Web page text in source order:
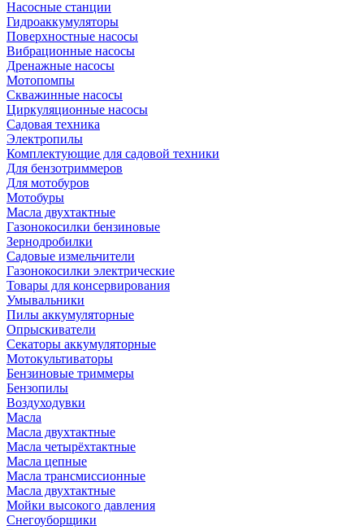
Насосные станции
Гидроаккумуляторы
Поверхностные насосы
Вибрационные насосы
Дренажные насосы
Мотопомпы
Скважинные насосы
Циркуляционные насосы
Садовая техника
Электропилы
Комплектующие для садовой техники
Для бензотриммеров
Для мотобуров
Мотобуры
Масла двухтактные
Газонокосилки бензиновые
Зернодробилки
Садовые измельчители
Газонокосилки электрические
Товары для консервирования
Умывальники
Пилы аккумуляторные
Опрыскиватели
Секаторы аккумуляторные
Мотокультиваторы
Бензиновые триммеры
Бензопилы
Воздуходувки
Масла
Масла двухтактные
Масла четырёхтактные
Масла цепные
Масла трансмиссионные
Масла двухтактные
Мойки высокого давления
Снегоуборщики